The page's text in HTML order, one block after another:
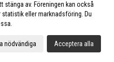
FÖR HERR ELIT
YTTERLIGARE EN SÄSONG 2019-05-23 15:45
NYTT AVTAL 2019-05-22 17:45
stänga av. Föreningen kan också
eller marknadsföring. Du
nödvändiga Acceptera alla